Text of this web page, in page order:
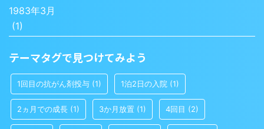
1983年3月
(1)
テーマタグで見つけてみよう
1回目の抗がん剤投与 (1) 1泊2日の入院 (1)
2ヵ月での成長 (1) 3か月放置 (1) 4回目 (2)